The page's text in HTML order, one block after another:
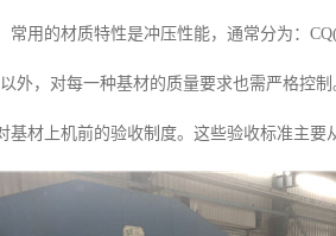
常用的材质特性是冲压性能，通常分为：
外，对每一种基材的质量要求也需严格控
材上机前的验收制度。这些验收标准主要